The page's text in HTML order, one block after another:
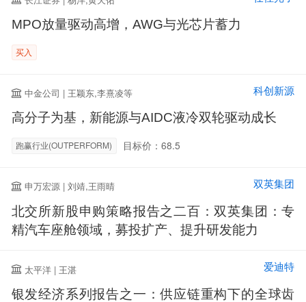
MPO放量驱动高增，AWG与光芯片蓄力
买入
中金公司 | 王颖东,李熹凌等 科创新源
高分子为基，新能源与AIDC液冷双轮驱动成长
跑赢行业(OUTPERFORM) 目标价：68.5
申万宏源 | 刘靖,王雨晴 双英集团
北交所新股申购策略报告之二百：双英集团：专
精汽车座舱领域，募投扩产、提升研发能力
太平洋 | 王湛 爱迪特
银发经济系列报告之一：供应链重构下的全球齿